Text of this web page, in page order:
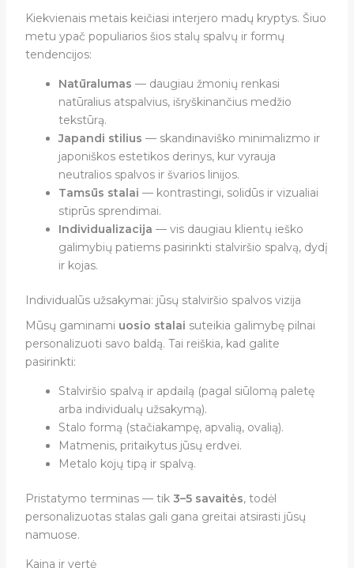
Kiekvienais metais keičiasi interjero madų kryptys. Šiuo
metu ypač populiarios šios stalų spalvų ir formų
tendencijos:
Natūralumas — daugiau žmonių renkasi
natūralius atspalvius, išryškinančius medžio
tekstūrą.
Japandi stilius — skandinaviško minimalizmo ir
japoniškos estetikos derinys, kur vyrauja
neutralios spalvos ir švarios linijos.
Tamsūs stalai — kontrastingi, solidūs ir vizualiai
stiprūs sprendimai.
Individualizacija — vis daugiau klientų ieško
galimybių patiems pasirinkti stalviršio spalvą, dydį
ir kojas.
Individualūs užsakymai: jūsų stalviršio spalvos vizija
Mūsų gaminami uosio stalai suteikia galimybę pilnai
personalizuoti savo baldą. Tai reiškia, kad galite
pasirinkti:
Stalviršio spalvą ir apdailą (pagal siūlomą paletę
arba individualų užsakymą).
Stalo formą (stačiakampę, apvalią, ovalią).
Matmenis, pritaikytus jūsų erdvei.
Metalo kojų tipą ir spalvą.
Pristatymo terminas — tik 3–5 savaitės, todėl
personalizuotas stalas gali gana greitai atsirasti jūsų
namuose.
Kaina ir vertė